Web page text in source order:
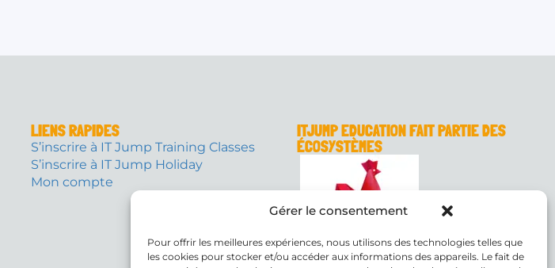
Gérer le consentement
Pour offrir les meilleures expériences, nous utilisons des technologies telles que
les cookies pour stocker et/ou accéder aux informations des appareils. Le fait de
LIENS RAPIDES
S’inscrire à IT Jump Training Classes
S’inscrire à IT Jump Holiday
Mon compte
ITJUMP EDUCATION FAIT PARTIE DES
ÉCOSYSTÈMES